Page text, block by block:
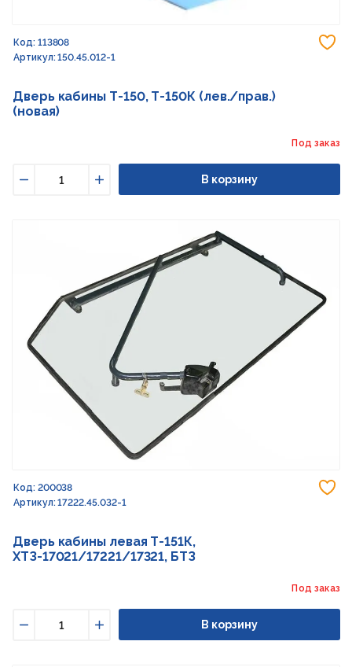
Код: 113808
Артикул: 150.45.012-1
Дверь кабины Т-150, Т-150К (лев./прав.)
(новая)
Под заказ
Увеличить
В корзину
Код: 200038
Артикул: 17222.45.032-1
Дверь кабины левая Т-151К,
ХТЗ-17021/17221/17321, БТЗ
Под заказ
Увеличить
В корзину